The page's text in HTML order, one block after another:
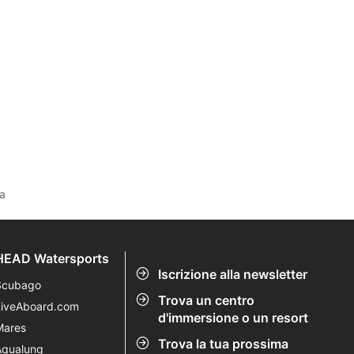
Iscrizione alla newsletter
Trova un centro
d'immersione o un resort
Trova la tua prossima
Watersports